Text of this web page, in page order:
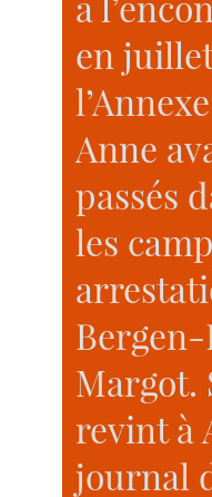
en
Anne
passés
les
Margot.
revint à
journal